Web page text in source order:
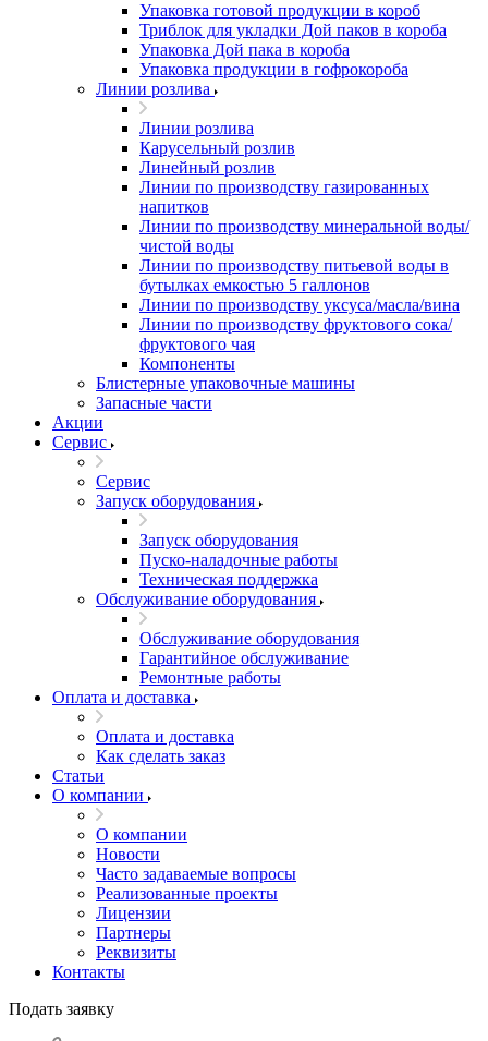
Упаковка готовой продукции в короб
Триблок для укладки Дой паков в короба
Упаковка Дой пака в короба
Упаковка продукции в гофрокороба
Линии розлива
Линии розлива
Карусельный розлив
Линейный розлив
Линии по производству газированных
напитков
Линии по производству минеральной воды/
чистой воды
Линии по производству питьевой воды в
бутылках емкостью 5 галлонов
Линии по производству уксуса/масла/вина
Линии по производству фруктового сока/
фруктового чая
Компоненты
Блистерные упаковочные машины
Запасные части
Акции
Сервис
Сервис
Запуск оборудования
Запуск оборудования
Пуско-наладочные работы
Техническая поддержка
Обслуживание оборудования
Обслуживание оборудования
Гарантийное обслуживание
Ремонтные работы
Оплата и доставка
Оплата и доставка
Как сделать заказ
Статьи
О компании
О компании
Новости
Часто задаваемые вопросы
Реализованные проекты
Лицензии
Партнеры
Реквизиты
Контакты
Подать заявку